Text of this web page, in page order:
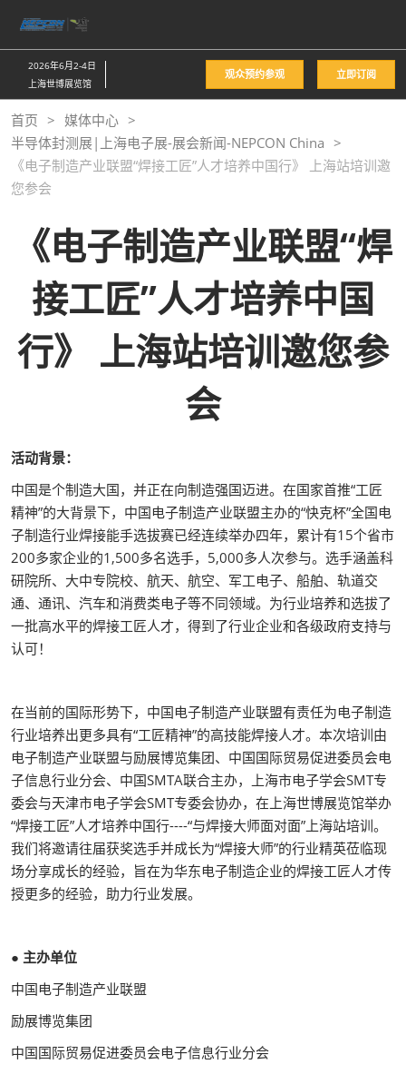
接
跳
至
内
容
2026年6月2-4日
上海世博展览馆
观众预约参观 立即订阅
首页
媒体中心
半导体封测展|上海电子展-展会新闻-NEPCON China
《电子制造产业联盟“焊接工匠”人才培养中国行》 上海站培训邀
您参会
《电子制造产业联盟“焊
接工匠”人才培养中国
行》 上海站培训邀您参
会
活动背景：
中国是个制造大国，并正在向制造强国迈进。在国家首推“工匠
精神”的大背景下，中国电子制造产业联盟主办的“快克杯”全国电
子制造行业焊接能手选拔赛已经连续举办四年，累计有15个省市
200多家企业的1,500多名选手，5,000多人次参与。选手涵盖科
研院所、大中专院校、航天、航空、军工电子、船舶、轨道交
通、通讯、汽车和消费类电子等不同领域。为行业培养和选拔了
一批高水平的焊接工匠人才，得到了行业企业和各级政府支持与
认可！
在当前的国际形势下，中国电子制造产业联盟有责任为电子制造
行业培养出更多具有“工匠精神”的高技能焊接人才。本次培训由
电子制造产业联盟与励展博览集团、中国国际贸易促进委员会电
子信息行业分会、中国SMTA联合主办，上海市电子学会SMT专
委会与天津市电子学会SMT专委会协办，在上海世博展览馆举办
“焊接工匠”人才培养中国行----“与焊接大师面对面”上海站培训。
我们将邀请往届获奖选手并成长为“焊接大师”的行业精英莅临现
场分享成长的经验，旨在为华东电子制造企业的焊接工匠人才传
授更多的经验，助力行业发展。
● 主办单位
中国电子制造产业联盟
励展博览集团
中国国际贸易促进委员会电子信息行业分会